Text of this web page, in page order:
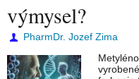
výmysel?
PharmDr. Jozef Zima